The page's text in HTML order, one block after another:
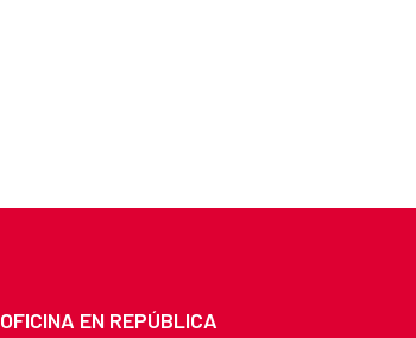
OFICINA EN REPÚBLICA